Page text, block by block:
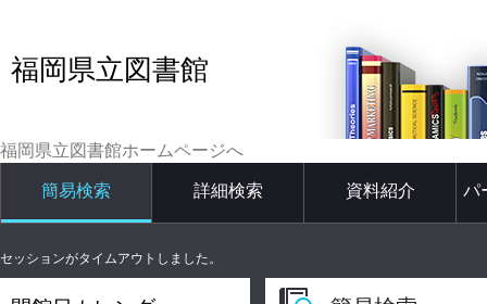
福岡県立図書館
福岡県立図書館ホームページへ
簡易検索 詳細検索 資料紹介 パ
セッションがタイムアウトしました。